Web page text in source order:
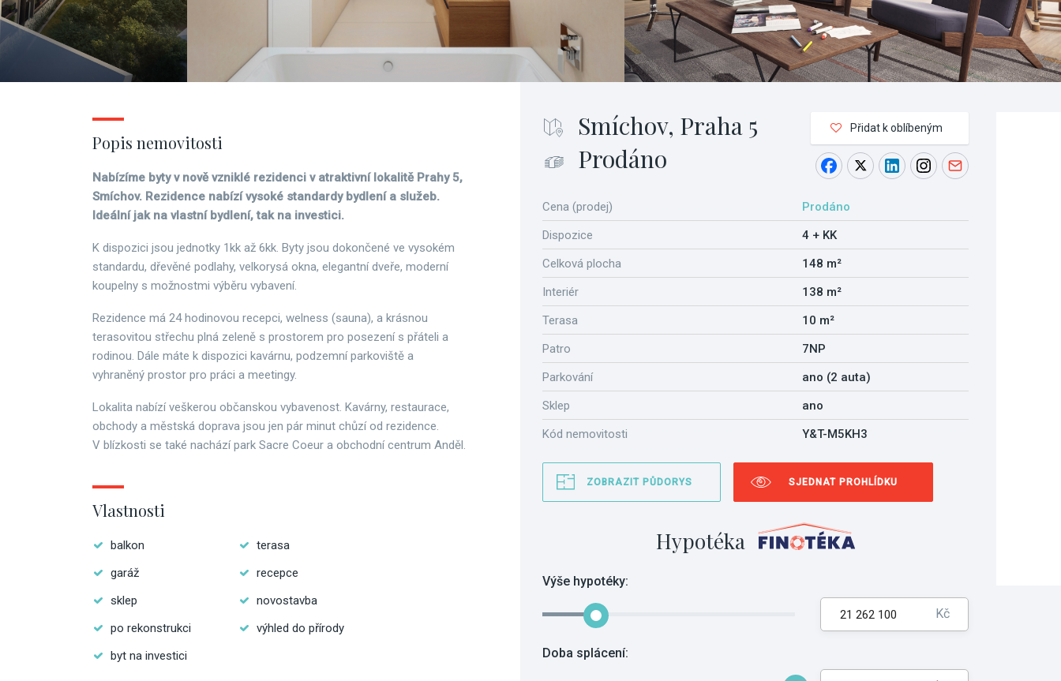
Smíchov, Praha 5
Prodáno
Přidat k oblíbeným
Cena (prodej)
Prodáno
Dispozice
4 + KK
Celková plocha
148 m²
Interiér
138 m²
Terasa
10 m²
Patro
7NP
Parkování
ano (2 auta)
Sklep
ano
Kód nemovitosti
Y&T-M5KH3
ZOBRAZIT PŮDORYS SJEDNAT PROHLÍDKU
Hypotéka
Výše hypotéky:
Kč
Doba splácení:
Popis nemovitosti
Nabízíme byty v nově vzniklé rezidenci v atraktivní lokalitě Prahy 5,
Smíchov. Rezidence nabízí vysoké standardy bydlení a služeb.
Ideální jak na vlastní bydlení, tak na investici.
K dispozici jsou jednotky 1kk až 6kk. Byty jsou dokončené ve vysokém
standardu, dřevěné podlahy, velkorysá okna, elegantní dveře, moderní
koupelny s možnostmi výběru vybavení.
Rezidence má 24 hodinovou recepci, welness (sauna), a krásnou
terasovitou střechu plná zeleně s prostorem pro posezení s přáteli a
rodinou. Dále máte k dispozici kavárnu, podzemní parkoviště a
vyhraněný prostor pro práci a meetingy.
Lokalita nabízí veškerou občanskou vybavenost. Kavárny, restaurace,
obchody a městská doprava jsou jen pár minut chůzí od rezidence.
V blízkosti se také nachází park Sacre Coeur a obchodní centrum Anděl.
Vlastnosti
balkon
terasa
garáž
recepce
sklep
novostavba
po rekonstrukci
výhled do přírody
byt na investici